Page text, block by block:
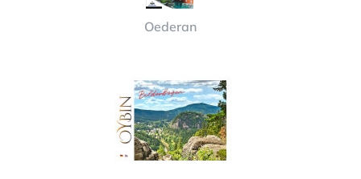
Oederan